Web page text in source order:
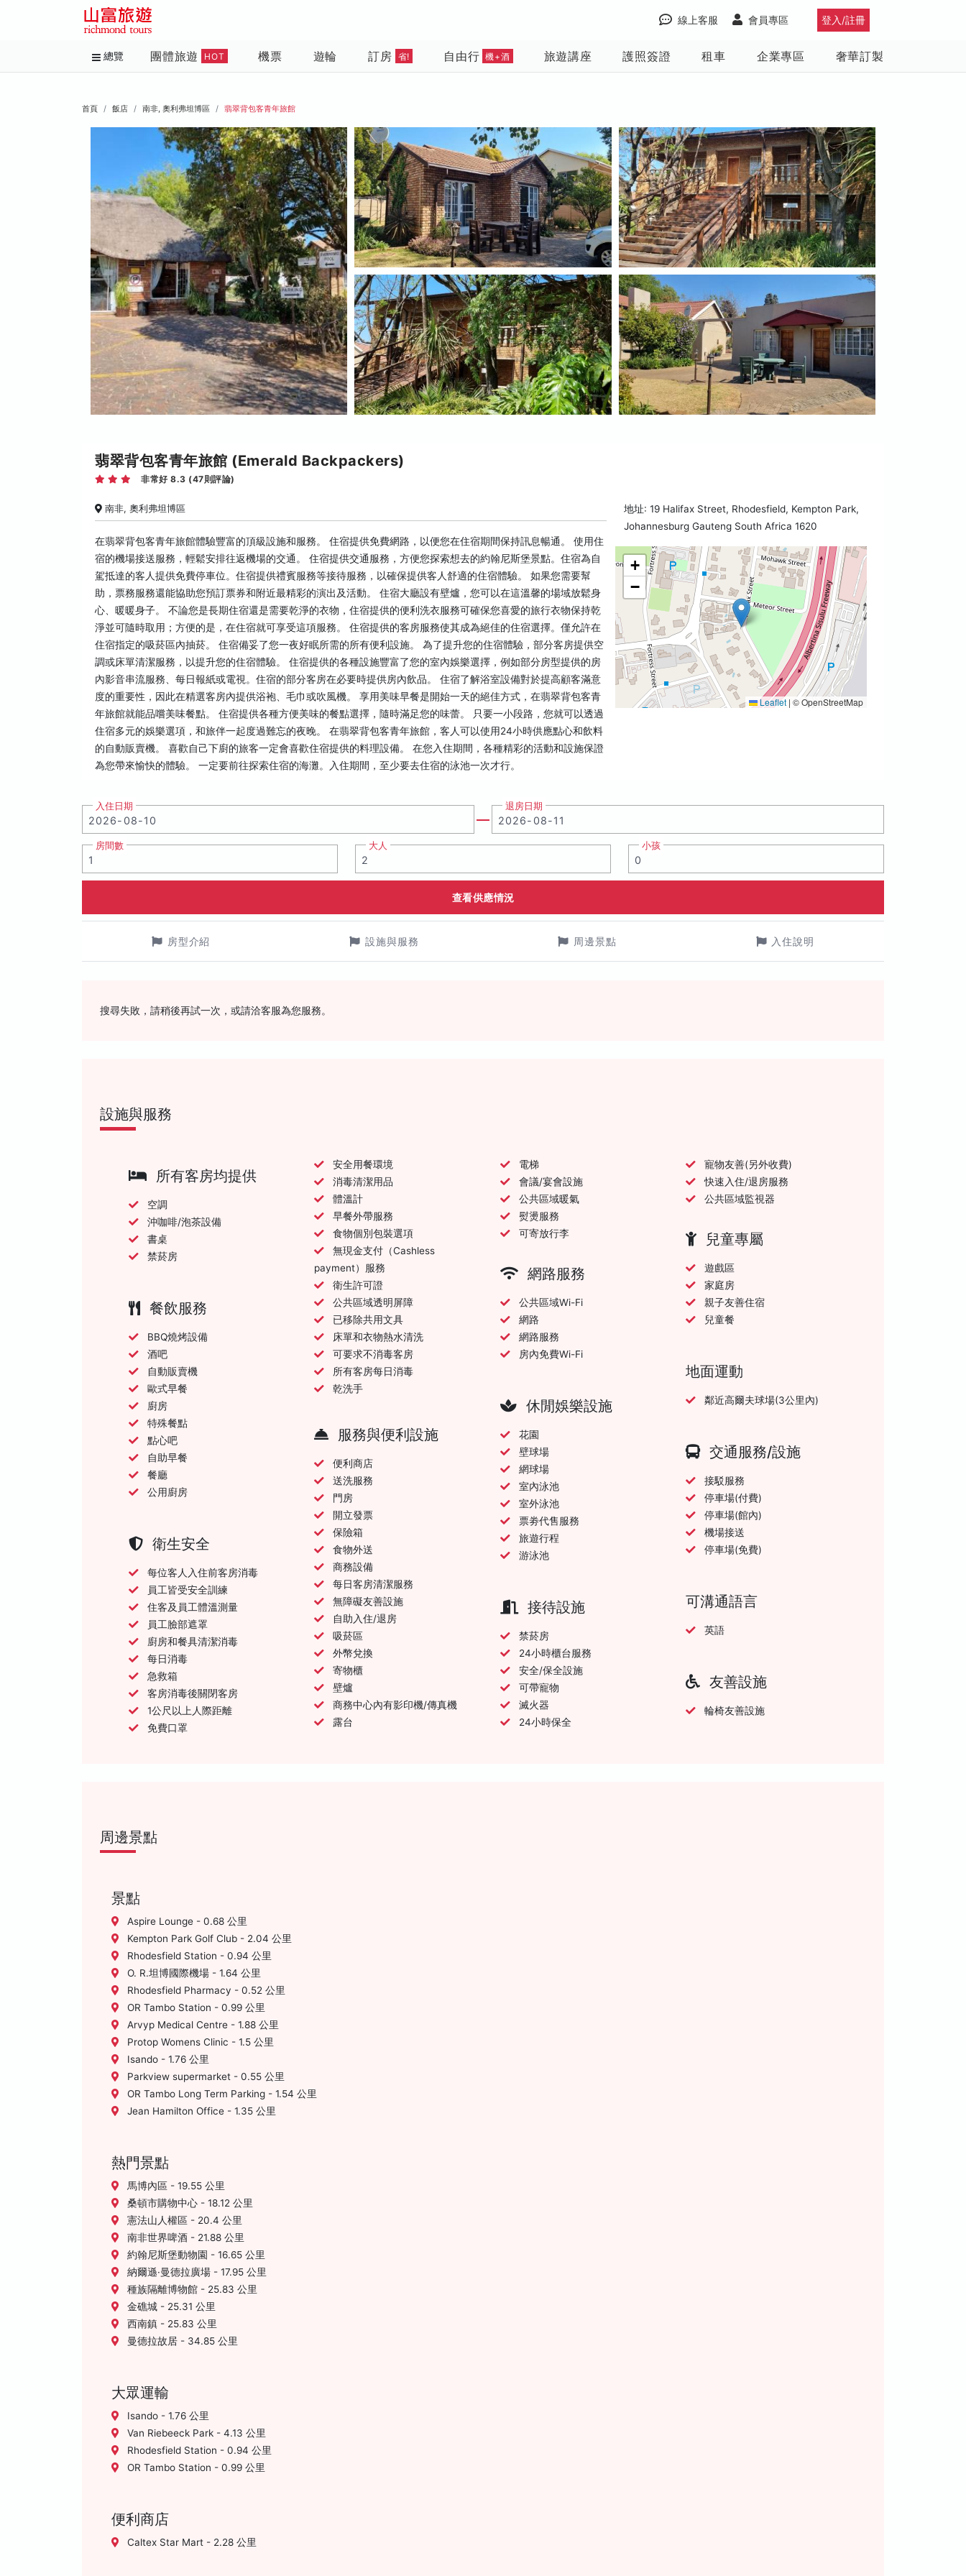
登入/註冊
會員專區
線上客服
總覽 團體旅遊 HOT 機票 遊輪 訂房 省! 自由行 機+酒 旅遊講座 護照簽證 租車 企業專區 奢華訂製
首頁 飯店 南非, 奧利弗坦博區 翡翠背包客青年旅館
翡翠背包客青年旅館 (Emerald Backpackers)
非常好 8.3 (47則評論)
南非, 奧利弗坦博區
在翡翠背包客青年旅館體驗豐富的頂級設施和服務。 住宿提供免費網路，以便您在住宿期間保持訊息暢通。 使用住
宿的機場接送服務，輕鬆安排往返機場的交通。 住宿提供交通服務，方便您探索想去的約翰尼斯堡景點。住宿為自
駕抵達的客人提供免費停車位。住宿提供禮賓服務等接待服務，以確保提供客人舒適的住宿體驗。 如果您需要幫
助，票務服務還能協助您預訂票券和附近最精彩的演出及活動。 住宿大廳設有壁爐，您可以在這溫馨的場域放鬆身
心、暖暖身子。 不論您是長期住宿還是需要乾淨的衣物，住宿提供的便利洗衣服務可確保您喜愛的旅行衣物保持乾
淨並可隨時取用；方便的是，在住宿就可享受這項服務。 住宿提供的客房服務使其成為絕佳的住宿選擇。僅允許在
住宿指定的吸菸區內抽菸。 住宿備妥了您一夜好眠所需的所有便利設施。 為了提升您的住宿體驗，部分客房提供空
調或床單清潔服務，以提升您的住宿體驗。 住宿提供的各種設施豐富了您的室內娛樂選擇，例如部分房型提供的房
內影音串流服務、每日報紙或電視。住宿的部分客房在必要時提供房內飲品。 住宿了解浴室設備對於提高顧客滿意
度的重要性，因此在精選客房內提供浴袍、毛巾或吹風機。 享用美味早餐是開始一天的絕佳方式，在翡翠背包客青
年旅館就能品嚐美味餐點。 住宿提供各種方便美味的餐點選擇，隨時滿足您的味蕾。 只要一小段路，您就可以透過
住宿多元的娛樂選項，和旅伴一起度過難忘的夜晚。 在翡翠背包客青年旅館，客人可以使用24小時供應點心和飲料
的自動販賣機。 喜歡自己下廚的旅客一定會喜歡住宿提供的料理設備。 在您入住期間，各種精彩的活動和設施保證
為您帶來愉快的體驗。 一定要前往探索住宿的海灘。入住期間，至少要去住宿的泳池一次才行。
地址: 19 Halifax Street, Rhodesfield, Kempton Park,
Johannesburg Gauteng South Africa 1620
+
−
Leaflet | © OpenStreetMap
入住日期 退房日期
房間數 大人 小孩
查看供應情況
房型介紹 設施與服務 周邊景點 入住說明
搜尋失敗，請稍後再試一次，或請洽客服為您服務。
設施與服務
所有客房均提供
空調
沖咖啡/泡茶設備
書桌
禁菸房
餐飲服務
BBQ燒烤設備
酒吧
自動販賣機
歐式早餐
廚房
特殊餐點
點心吧
自助早餐
餐廳
公用廚房
衛生安全
每位客人入住前客房消毒
員工皆受安全訓練
住客及員工體溫測量
員工臉部遮罩
廚房和餐具清潔消毒
每日消毒
急救箱
客房消毒後關閉客房
1公尺以上人際距離
免費口罩
安全用餐環境
消毒清潔用品
體溫計
早餐外帶服務
食物個別包裝選項
無現金支付（Cashless
payment）服務
衛生許可證
公共區域透明屏障
已移除共用文具
床單和衣物熱水清洗
可要求不消毒客房
所有客房每日消毒
乾洗手
服務與便利設施
便利商店
送洗服務
門房
開立發票
保險箱
食物外送
商務設備
每日客房清潔服務
無障礙友善設施
自助入住/退房
吸菸區
外幣兌換
寄物櫃
壁爐
商務中心內有影印機/傳真機
露台
電梯
會議/宴會設施
公共區域暖氣
熨燙服務
可寄放行李
網路服務
公共區域Wi-Fi
網路
網路服務
房內免費Wi-Fi
休閒娛樂設施
花園
壁球場
網球場
室內泳池
室外泳池
票劵代售服務
旅遊行程
游泳池
接待設施
禁菸房
24小時櫃台服務
安全/保全設施
可帶寵物
滅火器
24小時保全
寵物友善(另外收費)
快速入住/退房服務
公共區域監視器
兒童專屬
遊戲區
家庭房
親子友善住宿
兒童餐
地面運動
鄰近高爾夫球場(3公里內)
交通服務/設施
接駁服務
停車場(付費)
停車場(館內)
機場接送
停車場(免費)
可溝通語言
英語
友善設施
輪椅友善設施
周邊景點
景點
Aspire Lounge - 0.68 公里
Kempton Park Golf Club - 2.04 公里
Rhodesfield Station - 0.94 公里
O. R.坦博國際機場 - 1.64 公里
Rhodesfield Pharmacy - 0.52 公里
OR Tambo Station - 0.99 公里
Arvyp Medical Centre - 1.88 公里
Protop Womens Clinic - 1.5 公里
Isando - 1.76 公里
Parkview supermarket - 0.55 公里
OR Tambo Long Term Parking - 1.54 公里
Jean Hamilton Office - 1.35 公里
熱門景點
馬博內區 - 19.55 公里
桑頓市購物中心 - 18.12 公里
憲法山人權區 - 20.4 公里
南非世界啤酒 - 21.88 公里
約翰尼斯堡動物園 - 16.65 公里
納爾遜·曼德拉廣場 - 17.95 公里
種族隔離博物館 - 25.83 公里
金礁城 - 25.31 公里
西南鎮 - 25.83 公里
曼德拉故居 - 34.85 公里
大眾運輸
Isando - 1.76 公里
Van Riebeeck Park - 4.13 公里
Rhodesfield Station - 0.94 公里
OR Tambo Station - 0.99 公里
便利商店
Caltex Star Mart - 2.28 公里